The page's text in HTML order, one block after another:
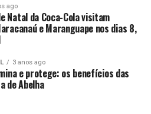
ago
Natal da Coca-Cola visitam
e Maranguape nos dias 8,
3 anos ago
e protege: os benefícios das
de Abelha